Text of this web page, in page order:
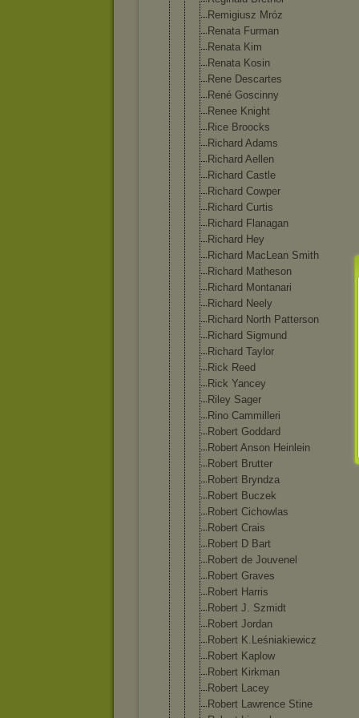
Remigiusz Mróz
Renata Furman
Renata Kim
Renata Kosin
Rene Descartes
René Goscinny
Renee Knight
Rice Broocks
Richard Adams
Richard Aellen
Richard Castle
Richard Cowper
Richard Curtis
Richard Flanagan
Richard Hey
Richard MacLean Smith
Richard Matheson
Richard Montanari
Richard Neely
Richard North Patterson
Richard Sigmund
Richard Taylor
Rick Reed
Rick Yancey
Riley Sager
Rino Cammilleri
Robert Goddard
Robert Anson Heinlein
Robert Brutter
Robert Bryndza
Robert Buczek
Robert Cichowlas
Robert Crais
Robert D Bart
Robert de Jouvenel
Robert Graves
Robert Harris
Robert J. Szmidt
Robert Jordan
Robert K.Leśniakiewicz
Robert Kaplow
Robert Kirkman
Robert Lacey
Robert Lawrence Stine